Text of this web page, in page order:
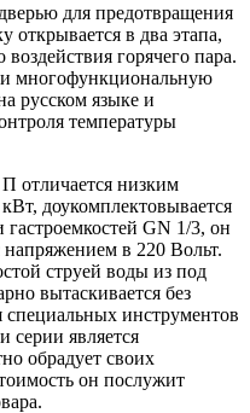
для предотвращения
открывается в два этапа,
горячего пара.
многофункциональную
русском языке и
температуры
отличается низким
доукомплектовывается
GN 1/3, он
напряжением в 220 Вольт.
струей воды из под
вытаскивается без
инструментов
серии является
обрадует своих
он послужит